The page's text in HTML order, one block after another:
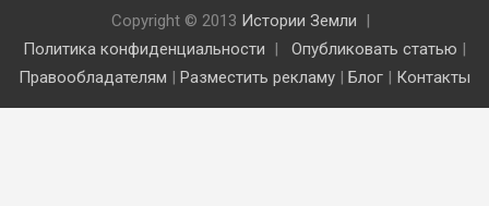
Copyright © 2013 Истории Земли
Политика конфиденциальности
Опубликовать статью |
Правообладателям | Разместить рекламу | Блог | Контакты